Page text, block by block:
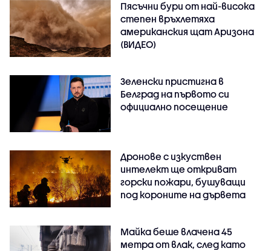
Пясъчни бури от най-висока
степен връхлетяха
американския щат Аризона
(ВИДЕО)
Зеленски пристигна в
Белград на първото си
официално посещение
Дронове с изкуствен
интелект ще откриват
горски пожари, бушуващи
под короните на дървета
Майка беше влачена 45
метра от влак, след като